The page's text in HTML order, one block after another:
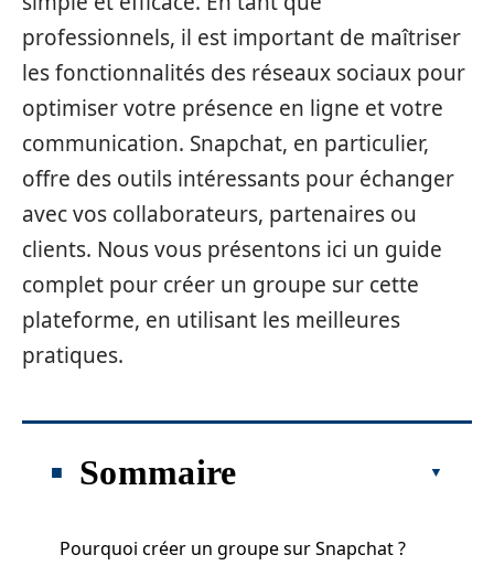
professionnels, il est important de maîtriser
les fonctionnalités des réseaux sociaux pour
optimiser votre présence en ligne et votre
communication. Snapchat, en particulier,
offre des outils intéressants pour échanger
avec vos collaborateurs, partenaires ou
clients. Nous vous présentons ici un guide
complet pour créer un groupe sur cette
plateforme, en utilisant les meilleures
pratiques.
Sommaire
Pourquoi créer un groupe sur Snapchat ?